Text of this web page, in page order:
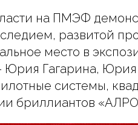
на ПМЭФ
развитой
место в
Гагарина,
системы,
бриллиантов